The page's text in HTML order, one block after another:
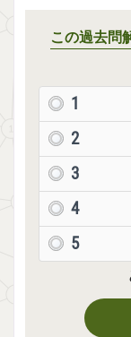
この過去問
1
2
3
4
5